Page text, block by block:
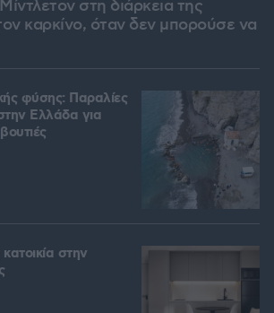
στη διάρκεια της
καρκίνο, όταν δεν μπορούσε να
φύσης: Παραλίες
Ελλάδα για
στην